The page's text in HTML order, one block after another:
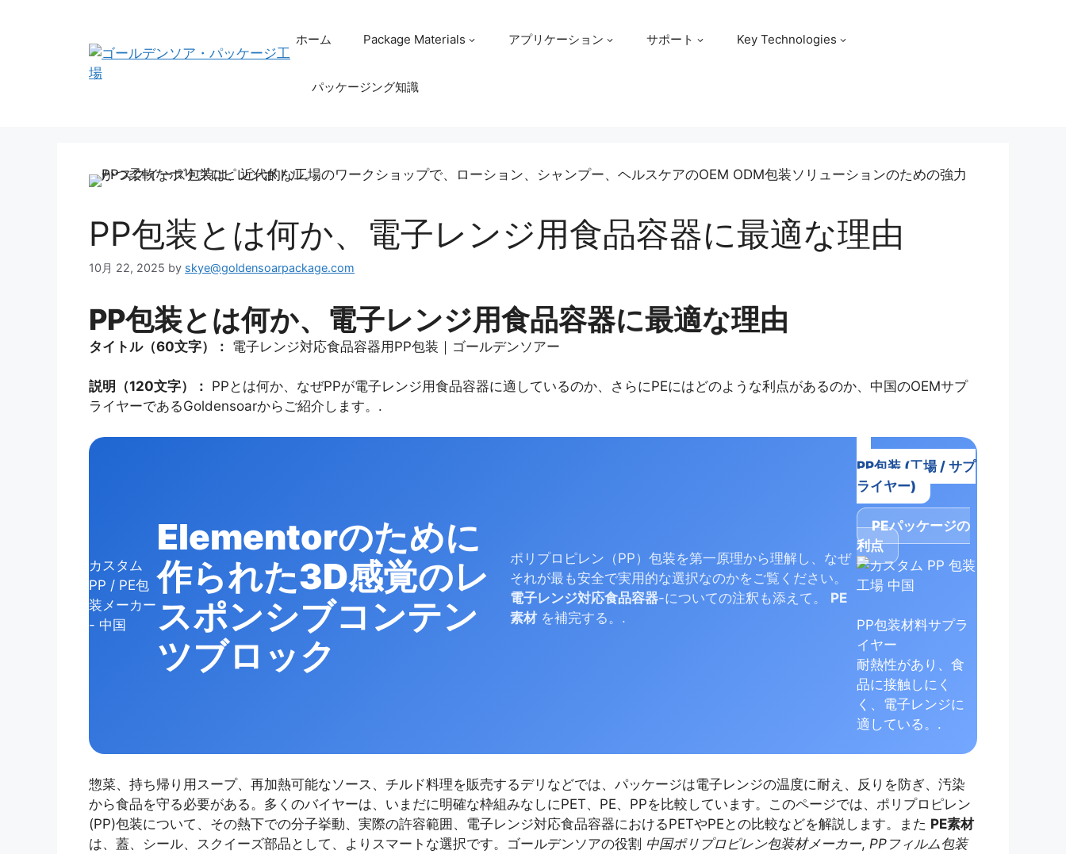
ホーム Package Materials アプリケーション サポート Key Technologies
パッケージング知識
PP包装とは何か、電子レンジ用食品容器に最適な理由
10月 22, 2025 by skye@goldensoarpackage.com
PP包装とは何か、電子レンジ用食品容器に最適な理由
タイトル（60文字）： 電子レンジ対応食品容器用PP包装｜ゴールデンソアー
説明（120文字）： PPとは何か、なぜPPが電子レンジ用食品容器に適しているのか、さらにPEにはどのような利点があるのか、中国のOEMサプ
ライヤーであるGoldensoarからご紹介します。.
カスタム
PP / PE包
装メーカー
- 中国
Elementorのために
作られた3D感覚のレ
スポンシブコンテン
ツブロック
ポリプロピレン（PP）包装を第一原理から理解し、なぜ
それが最も安全で実用的な選択なのかをご覧ください。
電子レンジ対応食品容器-についての注釈も添えて。 PE
素材を補完する。.
PP包装 (工場 / サプ
ライヤー)
PEパッケージの
利点
PP包装材料サプラ
イヤー
耐熱性があり、食
品に接触しにく
く、電子レンジに
適している。.
惣菜、持ち帰り用スープ、再加熱可能なソース、チルド料理を販売するデリなどでは、パッケージは電子レンジの温度に耐え、反りを防ぎ、汚染
から食品を守る必要がある。多くのバイヤーは、いまだに明確な枠組みなしにPET、PE、PPを比較しています。このページでは、ポリプロピレン
(PP)包装について、その熱下での分子挙動、実際の許容範囲、電子レンジ対応食品容器におけるPETやPEとの比較などを解説します。また PE素材
は、蓋、シール、スクイーズ部品として、よりスマートな選択です。ゴールデンソアの役割 中国ポリプロピレン包装材メーカー, PPフィルム包装